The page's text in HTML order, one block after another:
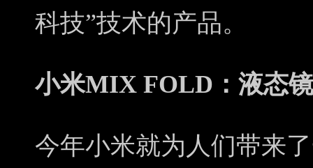
科技”技术的产品。
小米MIX FOLD：液态
今年小米就为人们带来